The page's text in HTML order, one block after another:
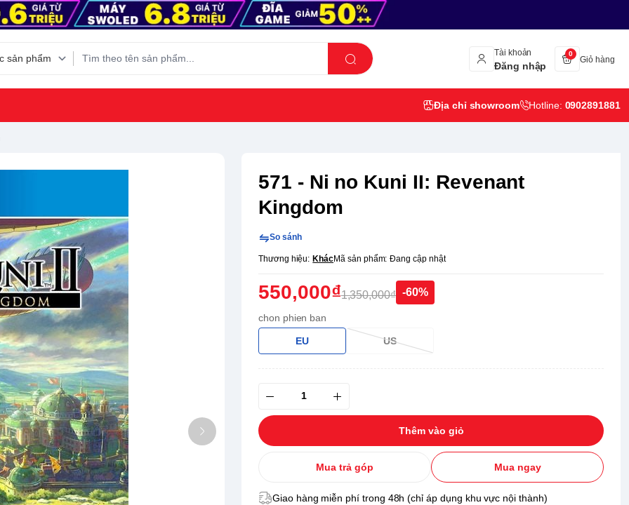
Tài khoản
Đăng nhập
0
Giỏ hàng
Địa chỉ showroom Hotline: 0902891881
571 - Ni no Kuni II: Revenant
Kingdom
So sánh
Thương hiệu: KhácMã sản phẩm: Đang cập nhật
550,000₫1,350,000₫ -60%
chon phien ban
EU US
Thêm vào giỏ
Mua trả góp Mua ngay
Giao hàng miễn phí trong 48h (chỉ áp dụng khu vực nội thành)